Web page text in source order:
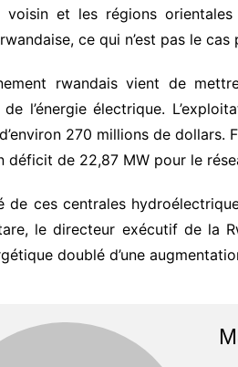
voisin et les régions
ce qui n’est pas le
rwandais vient de
l’énergie électrique.
270 millions de dollars.
déficit de 22,87 MW pour le
de ces centrales
le directeur exécutif de la
doublé d’une